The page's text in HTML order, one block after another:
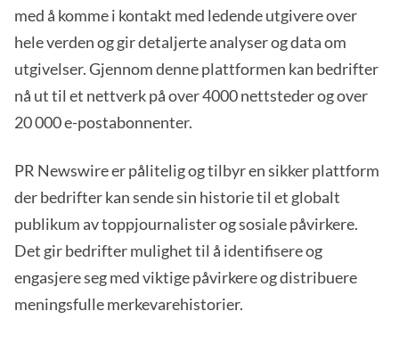
med å komme i kontakt med ledende utgivere over
hele verden og gir detaljerte analyser og data om
utgivelser. Gjennom denne plattformen kan bedrifter
nå ut til et nettverk på over 4000 nettsteder og over
20 000 e-postabonnenter.
PR Newswire er pålitelig og tilbyr en sikker plattform
der bedrifter kan sende sin historie til et globalt
publikum av toppjournalister og sosiale påvirkere.
Det gir bedrifter mulighet til å identifisere og
engasjere seg med viktige påvirkere og distribuere
meningsfulle merkevarehistorier.